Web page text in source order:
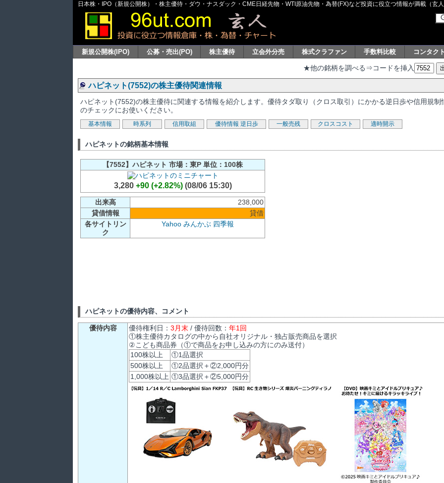
日本株・IPO（新規公開株）・株主優待・ダウ・ナスダック・CME日経先物・WTI原油先物・為替(FX)など投資に役立つ情報が満載（玄
新規公開株(IPO) 公募・売出(PO) 株主優待 立会外分売 株式クラファン 手数料比較 コンタクト
★他の銘柄を調べる⇒コードを挿入
ハピネット(7552)の株主優待関連情報
ハピネット(7552)の株主優待に関連する情報を紹介します。優待タダ取り（クロス取引）にかかる逆日歩や信用規制
のチェックにお使いください。
基本情報 時系列 信用取組 優待情報 逆日歩 一般売残 クロスコスト 適時開示
ハピネットの銘柄基本情報
【7552】ハピネット 市場：東P 単位：100株
3,280 +90 (+2.82%)(08/06 15:30)
出来高
238,000
貸借情報
貸借
各サイトリン
ク
Yahoo みんかぶ 四季報
ハピネットの優待内容、コメント
優待内容 優待権利日： 3月末 / 優待回数： 年1回
①株主優待カタログの中から自社オリジナル・独占販売商品を選択
②こども商品券（①で商品をお申し込みの方にのみ送付）
100株以上
①1品選択
500株以上
①2品選択＋②2,000円分
1,000株以上 ①3品選択＋②5,000円分